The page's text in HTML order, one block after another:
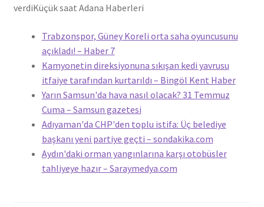
verdiKüçük saat Adana Haberleri
Trabzonspor, Güney Koreli orta saha oyuncusunu
açıkladı! – Haber 7
Kamyonetin direksiyonuna sıkışan kedi yavrusu
itfaiye tarafından kurtarıldı – Bingöl Kent Haber
Yarın Samsun'da hava nasıl olacak? 31 Temmuz
Cuma – Samsun gazetesi
Adıyaman'da CHP'den toplu istifa: Üç belediye
başkanı yeni partiye geçti – sondakika.com
Aydın'daki orman yangınlarına karşı otobüsler
tahliyeye hazır – Saraymedya.com